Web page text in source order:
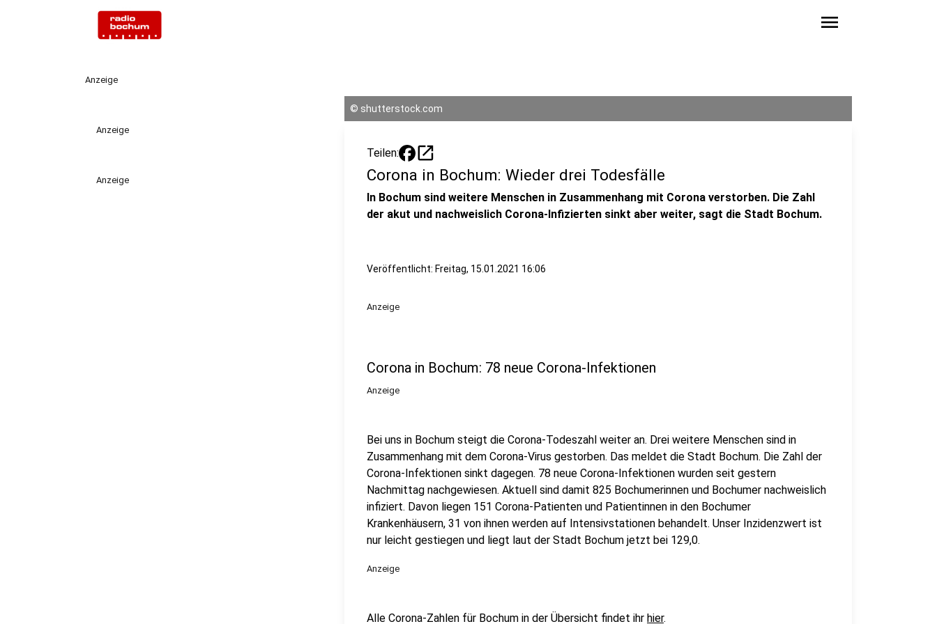
menu
Anzeige
Anzeige
Anzeige
© shutterstock.com
Teilen: open_in_new
Corona in Bochum: Wieder drei Todesfälle
In Bochum sind weitere Menschen in Zusammenhang mit Corona verstorben. Die Zahl
der akut und nachweislich Corona-Infizierten sinkt aber weiter, sagt die Stadt Bochum.
Veröffentlicht: Freitag, 15.01.2021 16:06
Anzeige
Corona in Bochum: 78 neue Corona-Infektionen
Anzeige
Bei uns in Bochum steigt die Corona-Todeszahl weiter an. Drei weitere Menschen sind in
Zusammenhang mit dem Corona-Virus gestorben. Das meldet die Stadt Bochum. Die Zahl der
Corona-Infektionen sinkt dagegen. 78 neue Corona-Infektionen wurden seit gestern
Nachmittag nachgewiesen. Aktuell sind damit 825 Bochumerinnen und Bochumer nachweislich
infiziert. Davon liegen 151 Corona-Patienten und Patientinnen in den Bochumer
Krankenhäusern, 31 von ihnen werden auf Intensivstationen behandelt. Unser Inzidenzwert ist
nur leicht gestiegen und liegt laut der Stadt Bochum jetzt bei 129,0.
Anzeige
Alle Corona-Zahlen für Bochum in der Übersicht findet ihr hier.